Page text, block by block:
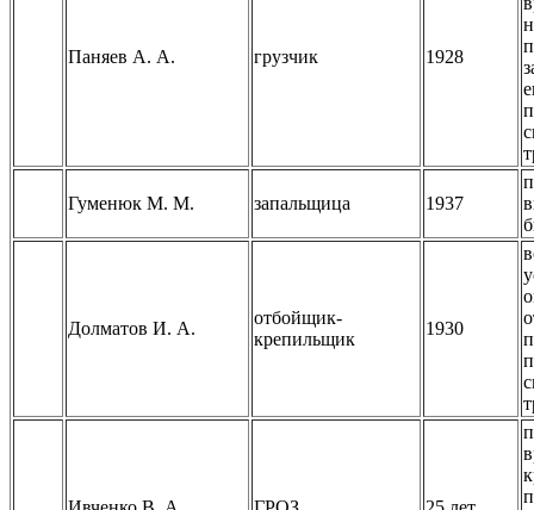
Паняев А. А. грузчик 1928
Гуменюк М. М. запальщица 1937
Долматов И. А.
отбойщик-
крепильщик
1930